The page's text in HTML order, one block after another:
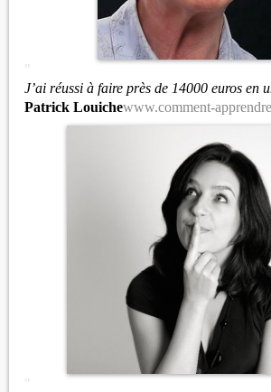
"
J’ai réussi à faire près de 14000 euros en
Patrick Louichewww.comment-
"